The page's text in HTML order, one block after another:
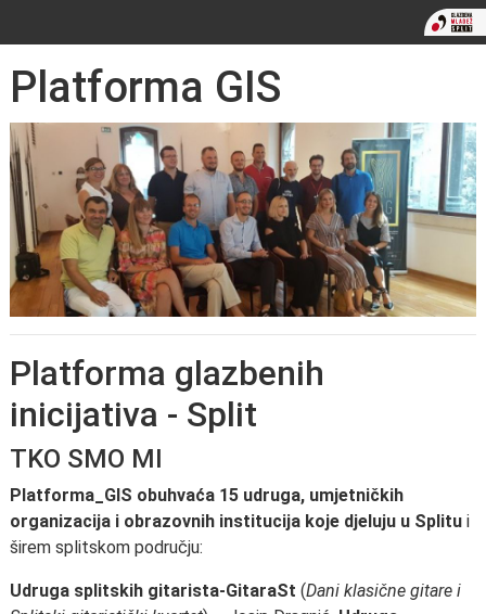
Platforma GIS
Platforma glazbenih
inicijativa - Split
TKO SMO MI
Platforma_GIS obuhvaća 15 udruga, umjetničkih
organizacija i obrazovnih institucija koje djeluju u Splitu i
širem splitskom području:
Udruga splitskih gitarista-GitaraSt (Dani klasične gitare i